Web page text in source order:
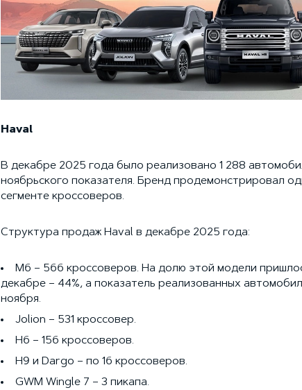
Haval
В декабре 2025 года было реализовано 1 288
ноябрьского показателя. Бренд продемонстрировал
сегменте кроссоверов.
Структура продаж Haval в декабре 2025 года:
M6 – 566 кроссоверов. На долю этой модели
декабре – 44%, а показатель реализованных
ноября.
Jolion – 531 кроссовер.
H6 – 156 кроссоверов.
H9 и Dargo – по 16 кроссоверов.
GWM Wingle 7 – 3 пикапа.